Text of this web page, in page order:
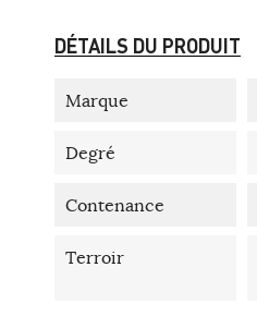
DÉTAILS DU PRODUIT
Marque
Degré
Contenance
Terroir